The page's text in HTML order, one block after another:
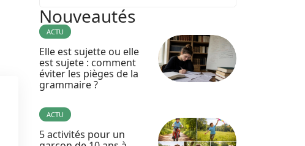
Nouveautés
ACTU
Elle est sujette ou elle
est sujete : comment
éviter les pièges de la
grammaire ?
ACTU
5 activités pour un